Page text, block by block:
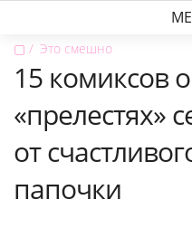
▢ Это смешно
15 комиксов
«прелестях»
от
папочки